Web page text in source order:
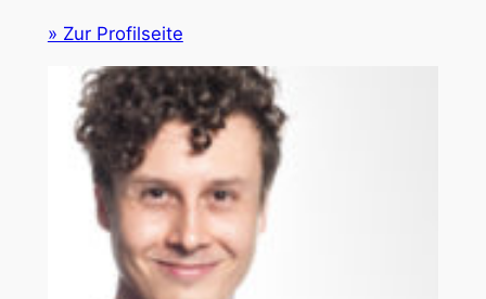
» Zur Profilseite